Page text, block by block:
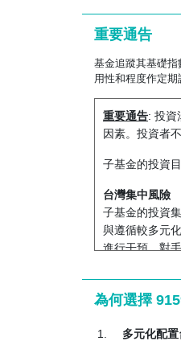
重要通告
基金追蹤其基礎
用性和程度作定期
重要通告: 投資
因素。投資者
子基金的投資
台灣集中風險
子基金的投資
與遵循較多元
進行干預、對
子基金的表現
訊或保障。
指數集中風險
為何選擇
多元化配